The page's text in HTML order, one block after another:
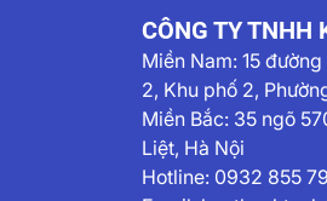
CÔNG TY TNHH
Miền Nam: 15
2, Khu phố 2,
Miền Bắc: 35 ngõ
Liệt, Hà Nội
Hotline: 0932 855